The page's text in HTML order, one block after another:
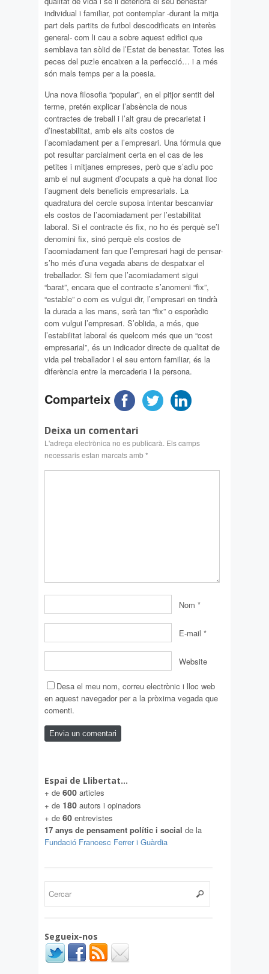
individual i familiar, pot contemplar -durant la mitja
part dels partits de futbol descodificats en interès
general- com li cau a sobre aquest edifici que
semblava tan sòlid de l’Estat de benestar. Totes les
peces del puzle encaixen a la perfecció… i a més
són mals temps per a la poesia.
Una nova filosofia “popular”, en el pitjor sentit del
terme, pretén explicar l’absència de nous
contractes de treball i l’alt grau de precarietat i
d’inestabilitat, amb els alts costos de
l’acomiadament per a l’empresari. Una fórmula que
pot resultar parcialment certa en el cas de les
petites i mitjanes empreses, però que s’adiu poc
amb el nul augment d’ocupats a què ha donat lloc
l’augment dels beneficis empresarials. La
quadratura del cercle suposa intentar bescanviar
els costos de l’acomiadament per l’estabilitat
laboral. Si el contracte és fix, no ho és perquè se’l
denomini fix, sinó perquè els costos de
l’acomiadament fan que l’empresari hagi de pensar-
s’ho més d’una vegada abans de despatxar el
treballador. Si fem que l’acomiadament sigui
“barat”, encara que el contracte s’anomeni “fix”,
“estable” o com es vulgui dir, l’empresari en tindrà
la durada a les mans, serà tan “fix” o esporàdic
com vulgui l’empresari. S’oblida, a més, que
l’estabilitat laboral és quelcom més que un “cost
empresarial”, és un indicador directe de qualitat de
vida pel treballador i el seu entorn familiar, és la
diferència entre la mercaderia i la persona.
Comparteix
Deixa un comentari
L'adreça electrònica no es publicarà. Els camps
necessaris estan marcats amb*
Nom *
E-mail *
Website
Desa el meu nom, correu electrònic i lloc web
en aquest navegador per a la pròxima vegada que
comenti.
Espai de Llibertat…
+ de 600 articles
+ de 180 autors i opinadors
+ de 60 entrevistes
17 anys de pensament polític i social de la
Fundació Francesc Ferrer i Guàrdia
Segueix-nos